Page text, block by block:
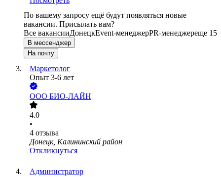
По вашему запросу ещё будут появляться новые
вакансии. Присылать вам?
Все вакансииДонецкEvent-менеджерPR-менеджереще 15
В мессенджер
На почту
Маркетолог
Опыт 3-6 лет
ООО БИО-ЛАЙН
4.0
•
4 отзыва
Донецк, Калининский район
Откликнуться
Администратор